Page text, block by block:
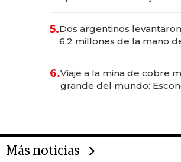
para convertirse en
transformadoras
5.Dos argentinos levantaron
6,2 millones de la mano
6.Viaje a la mina de cobre
grande del mundo:
Más noticias